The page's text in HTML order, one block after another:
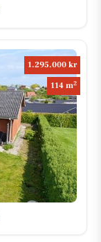
1.295.000 kr
114 m2